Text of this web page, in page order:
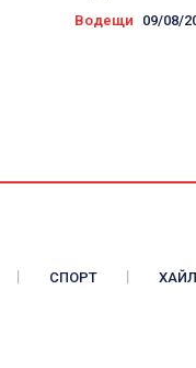
Водещи 09/08/
СПОРТ